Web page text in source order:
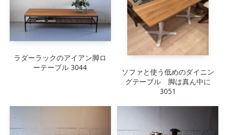
造り付け家具
オーダーキッチン
ラダーラックのアイアン脚ロ
ーテーブル 3044
ソファと使う低めのダイニン
グテーブル 脚は真ん中に
3051